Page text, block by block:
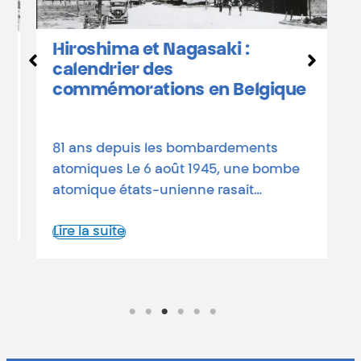
Hiroshima et Nagasaki :
calendrier des
commémorations en Belgique
81 ans depuis les bombardements
atomiques Le 6 août 1945, une bombe
atomique états-unienne rasait…
Lire la suite